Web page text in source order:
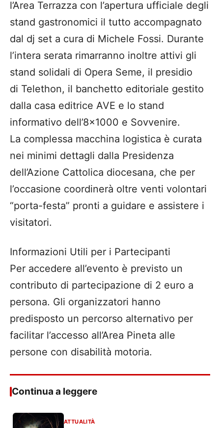
l’Area Terrazza con l’apertura ufficiale degli
stand gastronomici il tutto accompagnato
dal dj set a cura di Michele Fossi. Durante
l’intera serata rimarranno inoltre attivi gli
stand solidali di Opera Seme, il presidio
di Telethon, il banchetto editoriale gestito
dalla casa editrice AVE e lo stand
informativo dell’8×1000 e Sovvenire.
La complessa macchina logistica è curata
nei minimi dettagli dalla Presidenza
dell’Azione Cattolica diocesana, che per
l’occasione coordinerà oltre venti volontari
“porta-festa” pronti a guidare e assistere i
visitatori.
Informazioni Utili per i Partecipanti
Per accedere all’evento è previsto un
contributo di partecipazione di 2 euro a
persona. Gli organizzatori hanno
predisposto un percorso alternativo per
facilitar l’accesso all’Area Pineta alle
persone con disabilità motoria.
Continua a leggere
ATTUALITÀ